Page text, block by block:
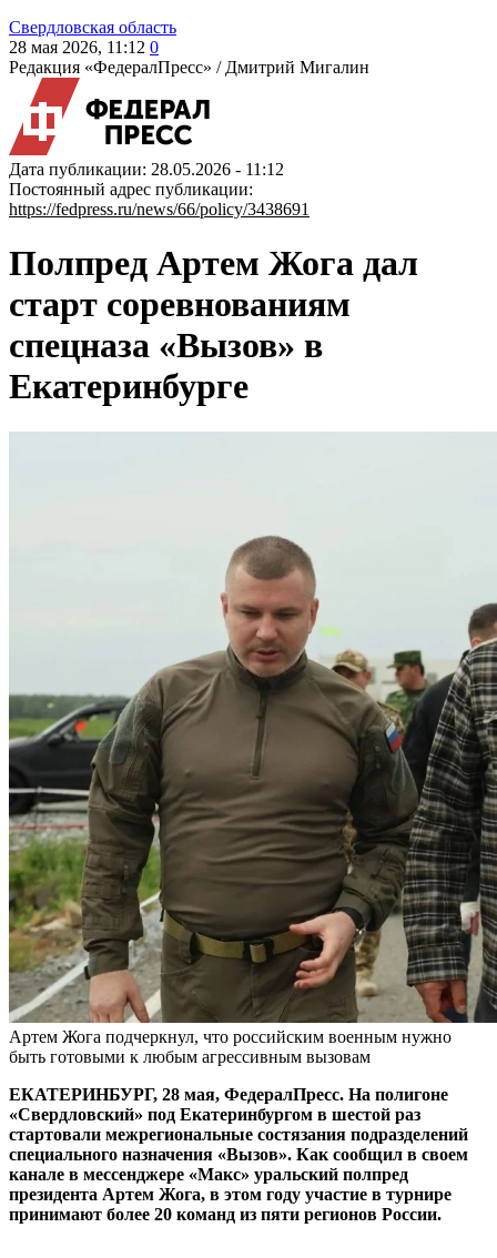
Свердловская область
28 мая 2026, 11:12 0
Редакция «ФедералПресс» / Дмитрий Мигалин
Дата публикации: 28.05.2026 - 11:12
Постоянный адрес публикации:
https://fedpress.ru/news/66/policy/3438691
Полпред Артем Жога дал
старт соревнованиям
спецназа «Вызов» в
Екатеринбурге
Артем Жога подчеркнул, что российским военным нужно
быть готовыми к любым агрессивным вызовам
ЕКАТЕРИНБУРГ, 28 мая, ФедералПресс. На полигоне
«Свердловский» под Екатеринбургом в шестой раз
стартовали межрегиональные состязания подразделений
специального назначения «Вызов». Как сообщил в своем
канале в мессенджере «Макс» уральский полпред
президента Артем Жога, в этом году участие в турнире
принимают более 20 команд из пяти регионов России.